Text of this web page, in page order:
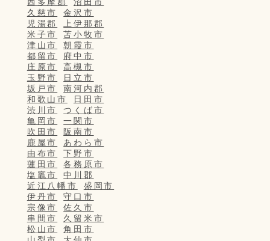
久慈市
金沢市
児湯郡
上伊那郡
米子市
苫小牧市
津山市
朝霞市
都留市
府中市
庄原市
高槻市
玉野市
日立市
坂戸市
南河内郡
和歌山市
日田市
渋川市
つくば市
亀岡市
一関市
吹田市
阪南市
鹿屋市
あわら市
由布市
下野市
蓮田市
各務原市
塩竈市
中川郡
近江八幡市
盛岡市
伊丹市
守口市
宗像市
佐久市
串間市
久留米市
松山市
角田市